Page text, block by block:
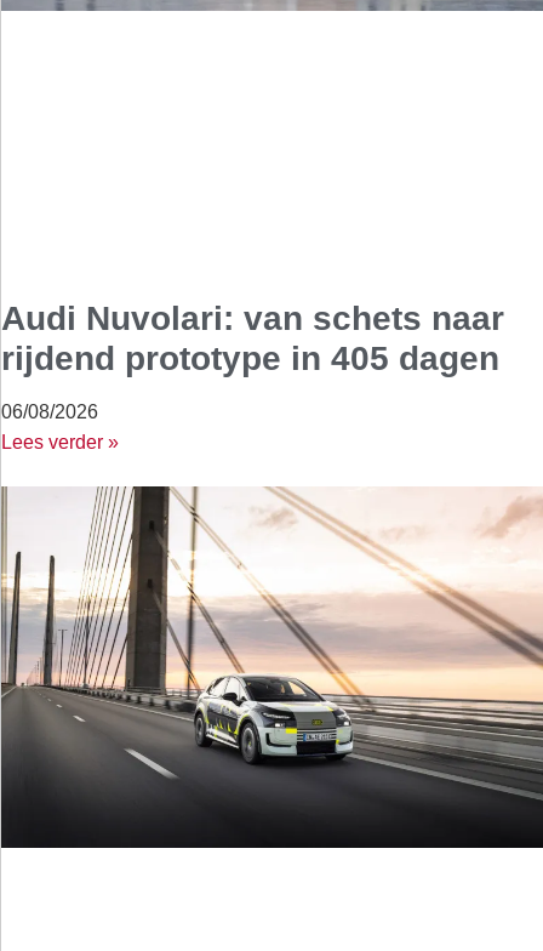
Audi Nuvolari: van schets naar
rijdend prototype in 405 dagen
06/08/2026
Lees verder »